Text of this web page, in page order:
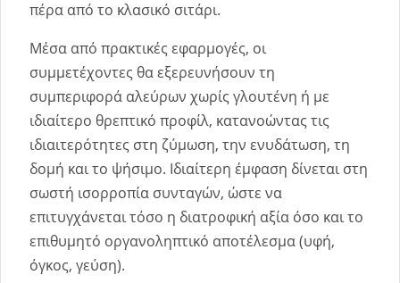
πέρα από το κλασικό σιτάρι.
Μέσα από πρακτικές εφαρμογές, οι
συμμετέχοντες θα εξερευνήσουν τη
συμπεριφορά αλεύρων χωρίς γλουτένη ή με
ιδιαίτερο θρεπτικό προφίλ, κατανοώντας τις
ιδιαιτερότητες στη ζύμωση, την ενυδάτωση, τη
δομή και το ψήσιμο. Ιδιαίτερη έμφαση δίνεται στη
σωστή ισορροπία συνταγών, ώστε να
επιτυγχάνεται τόσο η διατροφική αξία όσο και το
επιθυμητό οργανοληπτικό αποτέλεσμα (υφή,
όγκος, γεύση).